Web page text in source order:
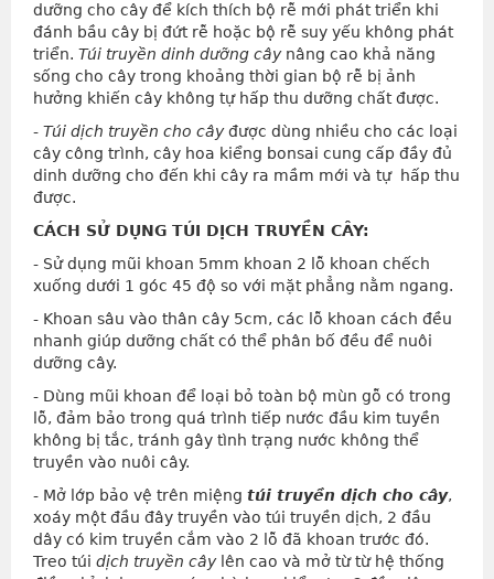
dưỡng cho cây để kích thích bộ rễ mới phát triển khi
đánh bầu cây bị đứt rễ hoặc bộ rễ suy yếu không phát
triển. Túi truyền dinh dưỡng câynâng cao khả năng
sống cho cây trong khoảng thời gian bộ rễ bị ảnh
hưởng khiến cây không tự hấp thu dưỡng chất được.
- Túi dịch truyền cho câyđược dùng nhiều cho các loại
cây công trình, cây hoa kiểng bonsai cung cấp đầy đủ
dinh dưỡng cho đến khi cây ra mầm mới và tự
hấp thu
được.
CÁCH SỬ DỤNG TÚI DỊCH TRUYỀN CÂY:
- Sử dụng mũi khoan 5mm khoan 2 lỗ khoan chếch
xuống dưới 1 góc 45 độ so với mặt phẳng nằm ngang.
- Khoan sâu vào thân cây 5cm, các lỗ khoan cách đều
nhanh giúp dưỡng chất có thể phân bố đều để nuôi
dưỡng cây.
- Dùng mũi khoan để loại bỏ toàn bộ mùn gỗ có trong
lỗ, đảm bảo trong quá trình tiếp nước đầu kim tuyền
không bị tắc, tránh gây tình trạng nước không thể
truyền vào nuôi cây.
- Mở lớp bảo vệ trên miệng túi truyền dịch cho cây,
xoáy một đầu đây truyền vào túi truyền dịch, 2 đầu
dây có kim truyền cắm vào 2 lỗ đã khoan trước đó.
Treo túi dịch truyền câylên cao và mở từ từ hệ thống